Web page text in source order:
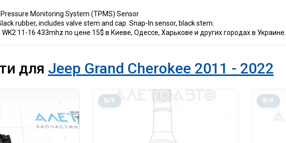
Monitoring System (TPMS) Sensor
rubber, includes valve stem and cap. Snap-In sensor, black stem.
11-16 433mhz по цене 15$ в Киеве, Одессе, Харькове и других городах в Украине.
для Jeep Grand Cherokee 2011 - 2022
Б/У Б/У